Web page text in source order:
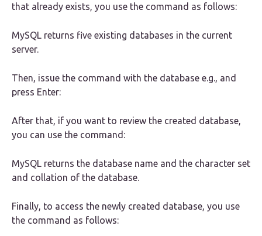
that already exists, you use the command as follows:
MySQL returns five existing databases in the current
server.
Then, issue the command with the database e.g., and
press Enter:
After that, if you want to review the created database,
you can use the command:
MySQL returns the database name and the character set
and collation of the database.
Finally, to access the newly created database, you use
the command as follows: